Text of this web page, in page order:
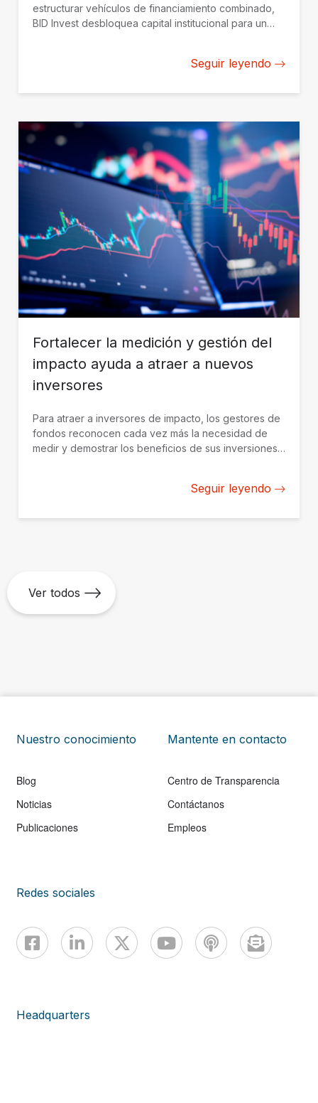
estructurar vehículos de financiamiento combinado,
BID Invest desbloquea capital institucional para un
Seguir leyendo
Fortalecer la medición y gestión del
impacto ayuda a atraer a nuevos
inversores
Para atraer a inversores de impacto, los gestores de
fondos reconocen cada vez más la necesidad de
medir y demostrar los beneficios de sus inversiones
desde cero su capacidad de medición y gestión del
Seguir leyendo
Ver todos
Nuestro conocimiento
Blog
Noticias
Publicaciones
Mantente en contacto
Centro de Transparencia
Contáctanos
Empleos
Redes sociales
Headquarters